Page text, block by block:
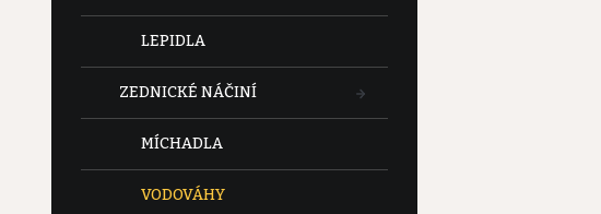
LEPIDLA
ZEDNICKÉ NÁČINÍ
MÍCHADLA
VODOVÁHY